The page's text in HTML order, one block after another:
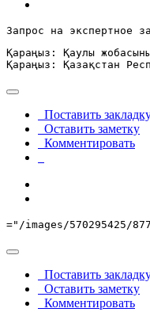
Запрос на экспертное
Қараңыз: Қаулы
Қараңыз: Қазақстан
Поставить
Оставить заметку
Комментировать
="/images/570295425/
Поставить
Оставить заметку
Комментировать